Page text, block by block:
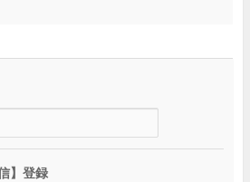
】登録